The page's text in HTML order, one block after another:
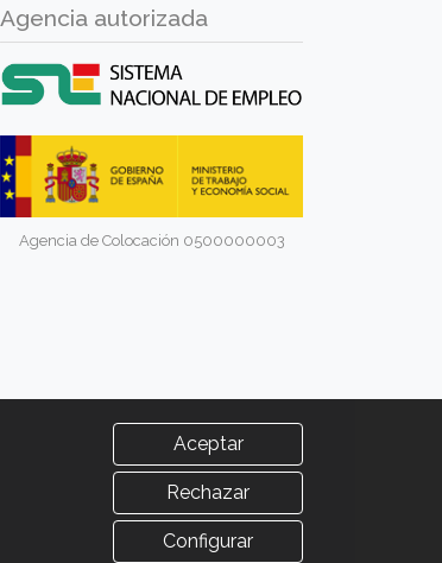
Agencia autorizada
Agencia de Colocación 0500000003
Aceptar
Rechazar
Configurar